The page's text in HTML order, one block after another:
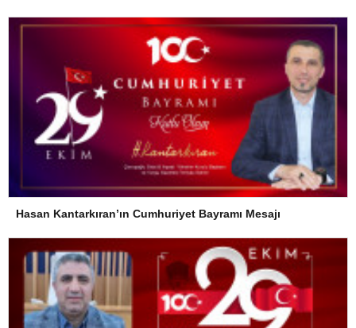
Hasan Kantarkıran’ın Cumhuriyet Bayramı Mesajı